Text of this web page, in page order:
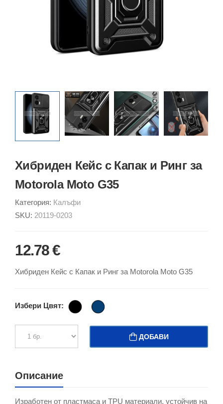
Хибриден Кейс с Капак и Ринг за
Motorola Moto G35
Категория: Калъфи
SKU: 20119-0203
12.78 €
Хибриден Кейс с Капак и Ринг за Motorola Moto G35
Избери Цвят:
ДОБАВИ
Описание
Изработен от пластмаса и TPU материали, устойчив на